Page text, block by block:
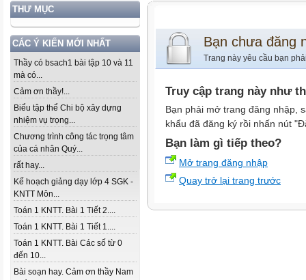
THƯ MỤC
CÁC Ý KIẾN MỚI NHẤT
Thầy có bsach1 bài tập 10 và 11
mà có...
Cảm ơn thầy!...
Biểu tập thể Chi bộ xây dựng
nhiệm vụ trọng...
Chương trình công tác trọng tâm
của cá nhân Quý...
rất hay...
Kế hoạch giảng dạy lớp 4 SGK -
KNTT Môn...
Toán 1 KNTT. Bài 1 Tiết 2....
Toán 1 KNTT. Bài 1 Tiết 1....
Toán 1 KNTT. Bài Các số từ 0
đến 10...
Bài soạn hay. Cảm ơn thầy Nam
Bạn chưa đăng
Trang này yêu cầu bạn
Truy cập trang này như
Bạn phải mở trang đăng nhập,
khẩu đã đăng ký rồi nhấn nút
Bạn làm gì tiếp theo?
Mở trang đăng nhập
Quay trở lại trang trước